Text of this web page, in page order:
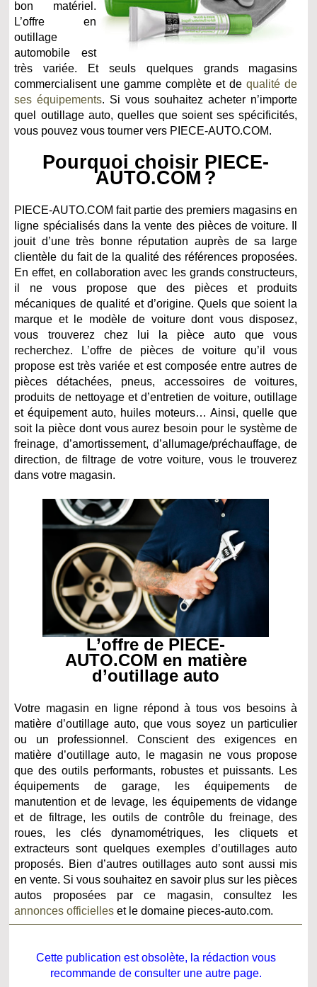
bon matériel.
L’offre en
outillage
automobile est
très variée. Et seuls quelques grands magasins
commercialisent une gamme complète et dequalité de
ses équipements. Si vous souhaitez acheter n’importe
quel outillage auto, quelles que soient ses spécificités,
vous pouvez vous tourner vers PIECE-AUTO.COM.
Pourquoi choisir PIECE-
AUTO.COM ?
PIECE-AUTO.COM fait partie des premiers magasins en
ligne spécialisés dans la vente des pièces de voiture. Il
jouit d’une très bonne réputation auprès de sa large
clientèle du fait de la qualité des références proposées.
En effet, en collaboration avec les grands constructeurs,
il ne vous propose que des pièces et produits
mécaniques de qualité et d’origine. Quels que soient la
marque et le modèle de voiture dont vous disposez,
vous trouverez chez lui la pièce auto que vous
recherchez. L’offre de pièces de voiture qu’il vous
propose est très variée et est composée entre autres de
pièces détachées, pneus, accessoires de voitures,
produits de nettoyage et d’entretien de voiture, outillage
et équipement auto, huiles moteurs… Ainsi, quelle que
soit la pièce dont vous aurez besoin pour le système de
freinage, d’amortissement, d’allumage/préchauffage, de
direction, de filtrage de votre voiture, vous le trouverez
dans votre magasin.
L’offre de PIECE-
AUTO.COM en matière
d’outillage auto
Votre magasin en ligne répond à tous vos besoins à
matière d’outillage auto, que vous soyez un particulier
ou un professionnel. Conscient des exigences en
matière d’outillage auto, le magasin ne vous propose
que des outils performants, robustes et puissants. Les
équipements de garage, les équipements de
manutention et de levage, les équipements de vidange
et de filtrage, les outils de contrôle du freinage, des
roues, les clés dynamométriques, les cliquets et
extracteurs sont quelques exemples d’outillages auto
proposés. Bien d’autres outillages auto sont aussi mis
en vente. Si vous souhaitez en savoir plus sur les pièces
autos proposées par ce magasin, consultez les
annonces officielles et le domaine pieces-auto.com.
Cette publication est obsolète, la rédaction vous
recommande de consulter une autre page.